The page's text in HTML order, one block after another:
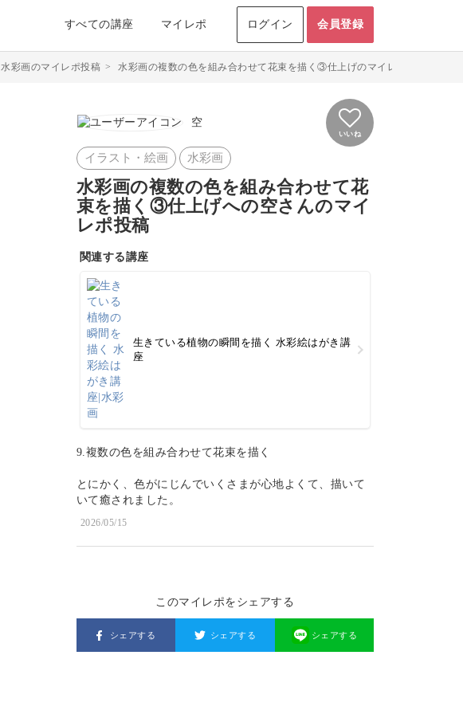
すべての講座 マイレポ ログイン 会員登録
水彩画のマイレポ投稿 > 水彩画の複数の色を組み合わせて花束を描く③仕上げのマイレポ投稿 by空
空
いいね
イラスト・絵画 水彩画
水彩画の複数の色を組み合わせて花
束を描く③仕上げへの空さんのマイ
レポ投稿
関連する講座
生きている植物の瞬間を描く 水彩絵はがき講
座
9.複数の色を組み合わせて花束を描く
とにかく、色がにじんでいくさまが心地よくて、描いて
いて癒されました。
2026/05/15
このマイレポをシェアする
シェアする シェアする シェアする